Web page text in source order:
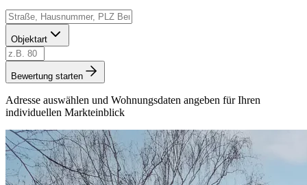
Objektart
Bewertung starten
Adresse auswählen und Wohnungsdaten angeben für Ihren
individuellen Markteinblick